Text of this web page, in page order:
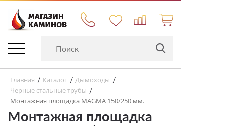
Главная / Каталог / Дымоходы /
Черные стальные трубы /
Монтажная площадка MAGMA 150/250 мм.
Монтажная площадка